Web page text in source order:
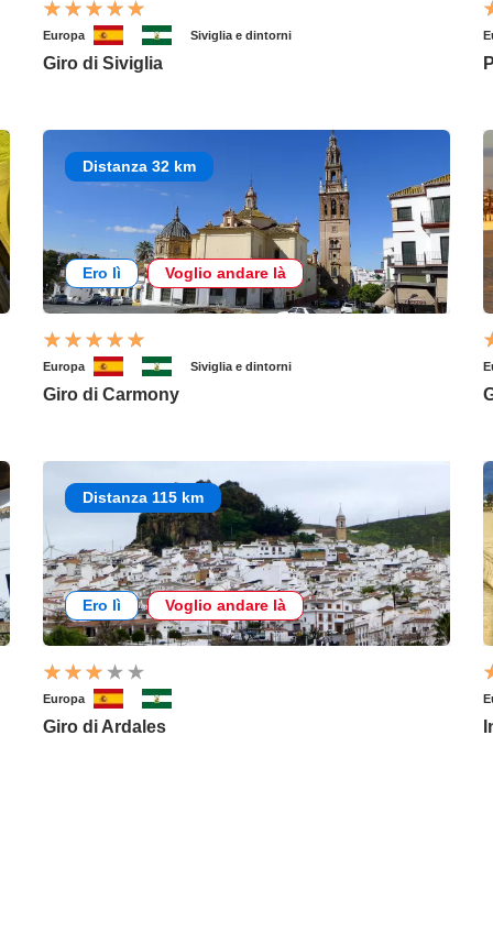
Europa Siviglia e dintorni
Giro di Siviglia
Distanza 32 km
Ero lì Voglio andare là
Europa Siviglia e dintorni
Giro di Carmony
Distanza 115 km
Ero lì Voglio andare là
Europa
Giro di Ardales